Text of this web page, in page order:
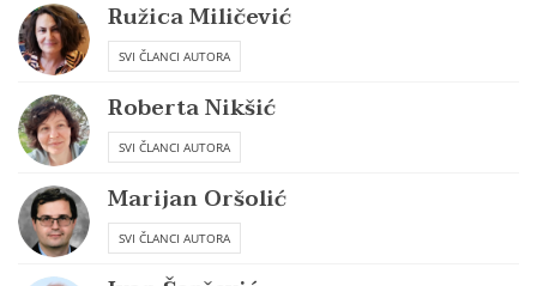
Ružica Miličević
SVI ČLANCI AUTORA
Roberta Nikšić
SVI ČLANCI AUTORA
Marijan Oršolić
SVI ČLANCI AUTORA